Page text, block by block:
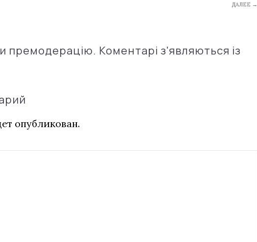
ДАЛЕЕ →
премодерацію. Коментарі з'являються із
опубликован.